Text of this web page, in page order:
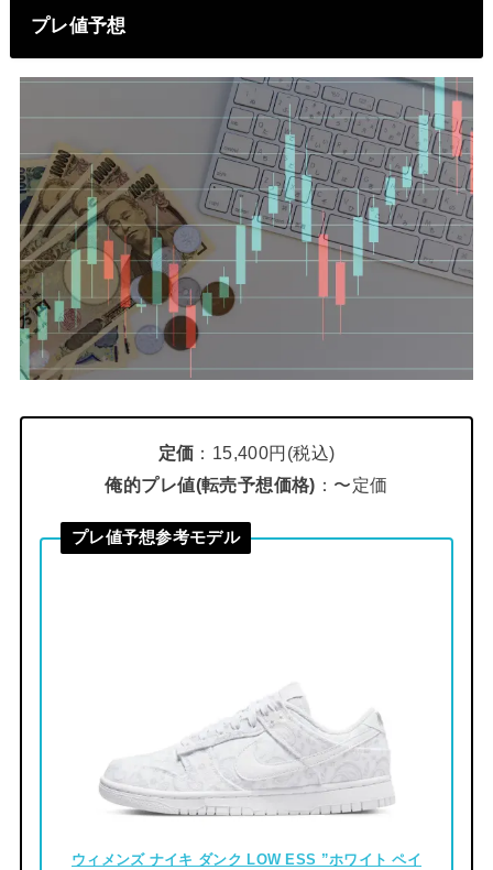
プレ値予想
定価 ：15,400円(税込)
俺的プレ値(転売予想価格) ：〜定価
プレ値予想参考モデル
ウィメンズ ナイキ ダンク LOW ESS ”ホワイト ペイ